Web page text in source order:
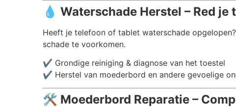
💧 Waterschade Herstel – Red
Heeft je telefoon of tablet waterschade
schade te voorkomen.
✔️ Grondige reiniging & diagnose van het toestel
✔️ Herstel van moederbord en andere gevoelige
🛠️ Moederbord Reparatie –